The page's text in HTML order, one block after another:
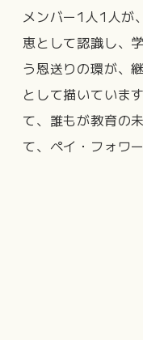
メンバー1人1人が
恵として認識し、
う恩送りの環が、
として描いていま
て、誰もが教育の
て、ペイ・フォワ